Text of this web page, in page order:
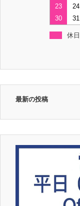
23
24
30
31
休日
最新の投稿